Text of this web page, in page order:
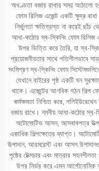
অখণ্ডতা বজায় রাখার সময় আঠালো
ফোম রিলিজ এজেন্ট একটি ক্ষুদ্র
নির্ভুলতা ক্ষতিগ্রস্ত না করেই ছাঁচ
আধা-কঠোর স্ব-স্কিনিং ফোম রিলিজ
উপর ভিত্তি করে তৈরি, যা স্ব-
প্রয়োজনীয়তার সাথে গতিশীলভাবে
সংমিশ্রণ স্ব-স্কিনিং ফোম
যেখানে বাইরের পৃষ্ঠ একটি ঘন
থাকে। এজেন্টের আণবিক গঠন শিল্প
কর্মক্ষমতা নিশ্চিত করে,
বজায় রাখে। নমনীয় আধা-কঠোর স্ব-
অটোমোটিভ আসন, আসবাবপত্র
একাধিক শিল্পক্ষেত্রে ব্যাপ্ত।
উপাদান, আরমরেস্ট এবং আসন
পৃষ্ঠের টেক্সচার এবং মাত্রার
উপর নির্ভর করে এমন আর্গোনোমিক